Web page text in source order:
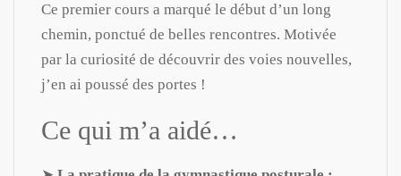
Ce premier cours a marqué le début d’un long
chemin, ponctué de belles rencontres. Motivée
par la curiosité de découvrir des voies nouvelles,
j’en ai poussé des portes !
Ce qui m’a aidé…